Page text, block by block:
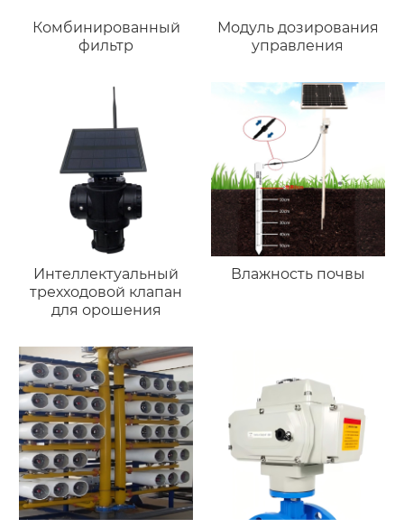
Комбинированный
фильтр
Модуль дозирования
управления
Интеллектуальный
трехходовой клапан
для орошения
Влажность почвы